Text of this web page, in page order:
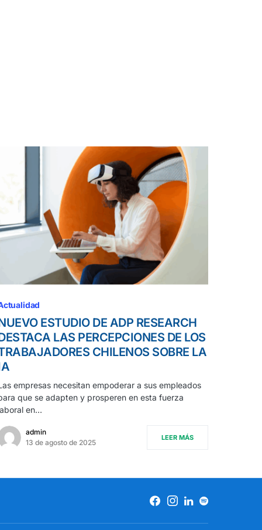
ESTUDIO DE ADP RESEARCH
LAS PERCEPCIONES DE LOS
CHILENOS SOBRE LA
empresas necesitan empoderar a sus empleados
que se adapten y prosperen en esta fuerza
en…
admin
13 de agosto de 2025
LEER MÁS